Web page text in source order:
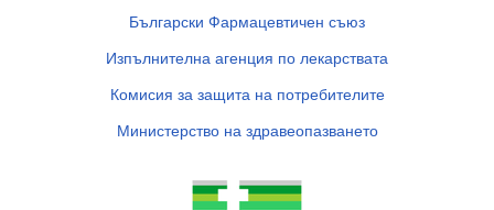
Български Фармацевтичен съюз
Изпълнителна агенция по лекарствата
Комисия за защита на потребителите
Министерство на здравеопазването